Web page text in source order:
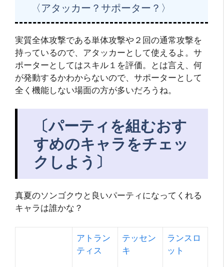
〈アタッカー？サポーター？〉
実質全体攻撃である単体攻撃や２回の通常攻撃を
持っているので、アタッカーとして使えるよ。サ
ポーターとしてはスキル１を評価。とは言え、何
が発動するかわからないので、サポーターとして
全く機能しない場面の方が多いだろうね。
〔パーティを組むおす
すめのキャラをチェッ
クしよう〕
真夏のソンゴクウと良いパーティになってくれる
キャラは誰かな？
アトラン
ティス
テッセン
キ
ランスロ
ット